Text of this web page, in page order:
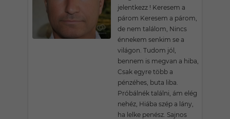
jelentkezz ! Keresem a
párom Keresem a párom,
de nem találom, Nincs
énnekem senkim se a
világon. Tudom jól,
bennem is megvan a hiba,
Csak egyre több a
pénzéhes, buta liba.
Próbálnék találni, ám elég
nehéz, Hiába szép a lány,
ha lelke penész. Sajnos